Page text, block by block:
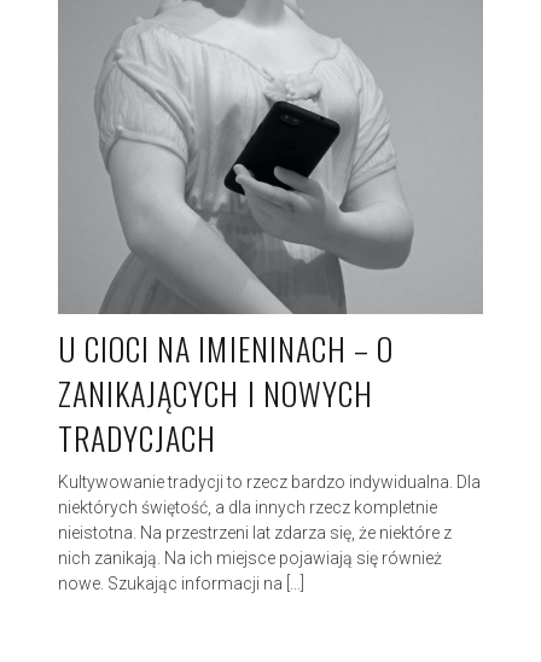
U CIOCI NA IMIENINACH – O
ZANIKAJĄCYCH I NOWYCH
TRADYCJACH
Kultywowanie tradycji to rzecz bardzo indywidualna. Dla
niektórych świętość, a dla innych rzecz kompletnie
nieistotna. Na przestrzeni lat zdarza się, że niektóre z
nich zanikają. Na ich miejsce pojawiają się również
nowe. Szukając informacji na […]